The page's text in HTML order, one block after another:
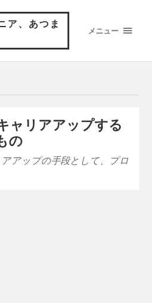
ア、あつま
メニュー
ャリアアップする
の
アップの手段として、プロ